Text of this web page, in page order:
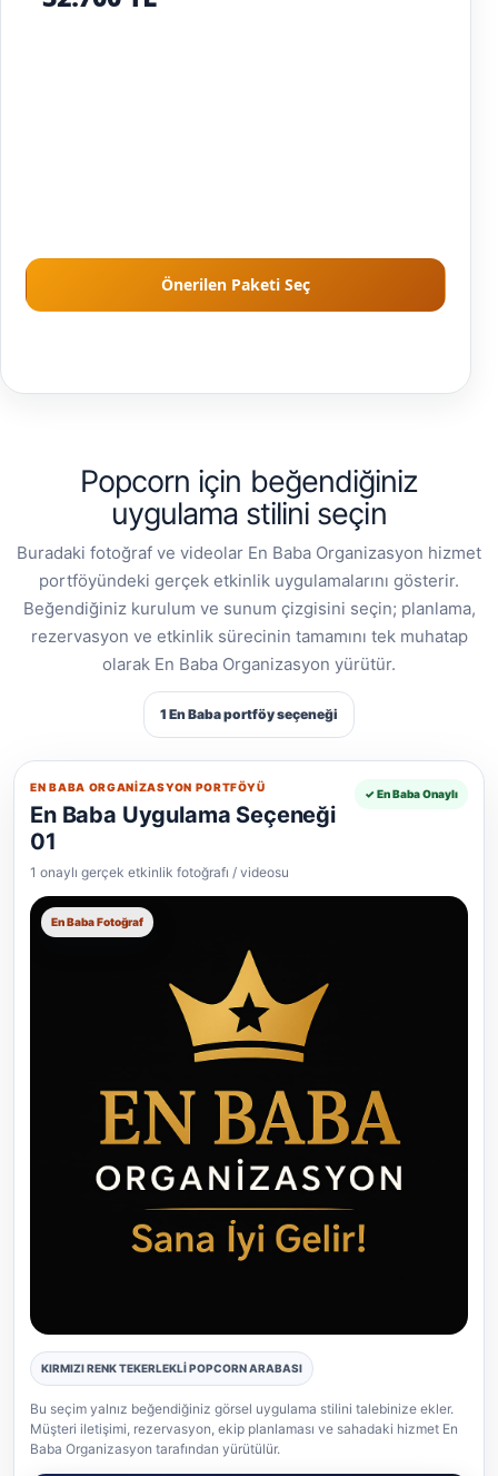
Önerilen Paketi Seç
Popcorn için beğendiğiniz
uygulama stilini seçin
Buradaki fotoğraf ve videolar En Baba Organizasyon hizmet
portföyündeki gerçek etkinlik uygulamalarını gösterir.
Beğendiğiniz kurulum ve sunum çizgisini seçin; planlama,
rezervasyon ve etkinlik sürecinin tamamını tek muhatap
olarak En Baba Organizasyon yürütür.
1 En Baba portföy seçeneği
EN BABA ORGANIZASYON PORTFÖYÜ
En Baba Uygulama Seçeneği
01
1 onaylı gerçek etkinlik fotoğrafı / videosu
✓ En Baba Onaylı
En Baba Fotoğraf
Popcorn gerçek etkinlik uygulaması
KIRMIZI RENK TEKERLEKLİ POPCORN ARABASI
Bu seçim yalnız beğendiğiniz görsel uygulama stilini talebinize ekler.
Müşteri iletişimi, rezervasyon, ekip planlaması ve sahadaki hizmet En
Baba Organizasyon tarafından yürütülür.